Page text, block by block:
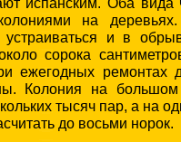
на
устраиваться и в
сорока
ежегодных ремонтах
Колония на
тысяч пар, а на
до восьми норок.